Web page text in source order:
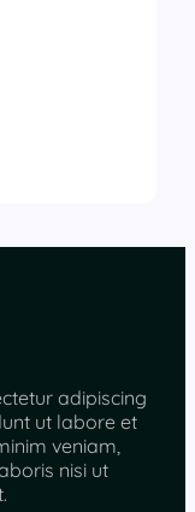
adipiscing
ut labore et
veniam,
nisi ut